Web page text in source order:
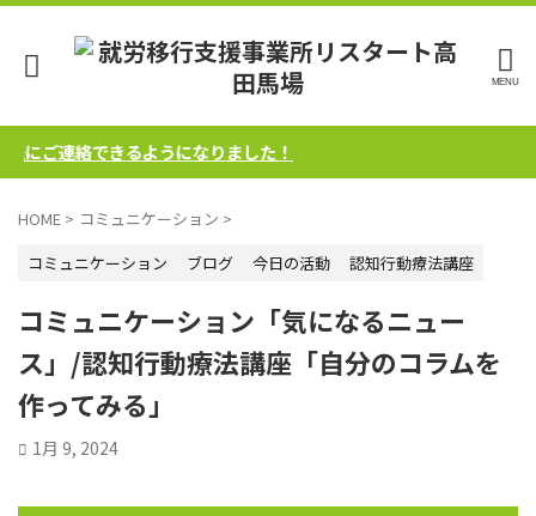
絡できるようになりました！
HOME > コミュニケーション >
コミュニケーション
ブログ 今日の活動 認知行動療法講座
コミュニケーション「気になるニュー
ス」/認知行動療法講座「自分のコラムを
作ってみる」
1月 9, 2024